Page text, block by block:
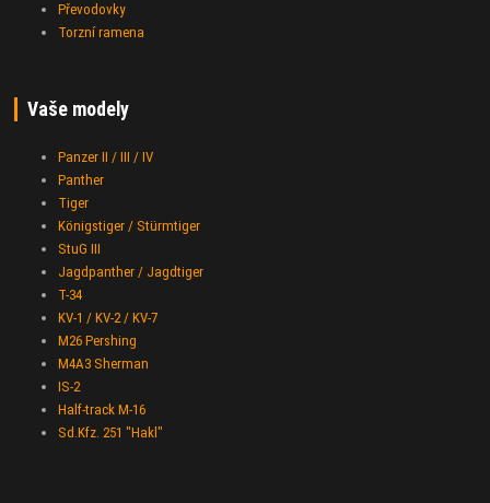
Převodovky
Torzní ramena
Vaše modely
Panzer II / III / IV
Panther
Tiger
Königstiger / Stürmtiger
StuG III
Jagdpanther / Jagdtiger
T-34
KV-1 / KV-2 / KV-7
M26 Pershing
M4A3 Sherman
IS-2
Half-track M-16
Sd.Kfz. 251 "Hakl"